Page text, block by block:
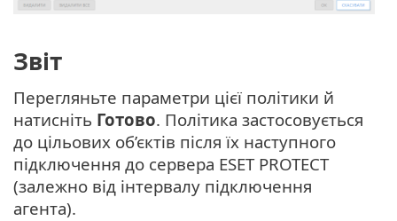
Звіт
Перегляньте параметри цієї політики й
натисніть Готово. Політика застосовується
до цільових об’єктів після їх наступного
підключення до сервера ESET PROTECT
(залежно від інтервалу підключення
агента).